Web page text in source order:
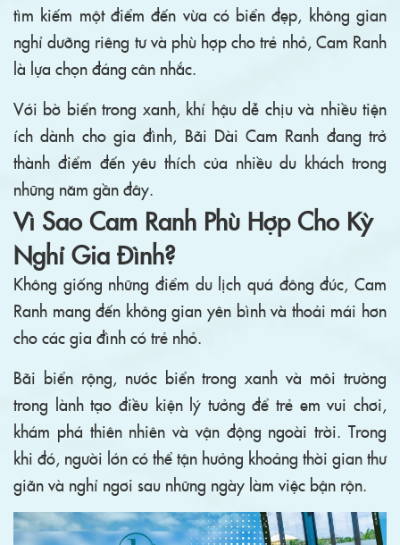
tìm kiếm một điểm đến vừa có biển đẹp, không gian
nghỉ dưỡng riêng tư và phù hợp cho trẻ nhỏ, Cam Ranh
là lựa chọn đáng cân nhắc.
Với bờ biển trong xanh, khí hậu dễ chịu và nhiều tiện
ích dành cho gia đình, Bãi Dài Cam Ranh đang trở
thành điểm đến yêu thích của nhiều du khách trong
những năm gần đây.
Vì Sao Cam Ranh Phù Hợp Cho Kỳ
Nghỉ Gia Đình?
Không giống những điểm du lịch quá đông đúc, Cam
Ranh mang đến không gian yên bình và thoải mái hơn
cho các gia đình có trẻ nhỏ.
Bãi biển rộng, nước biển trong xanh và môi trường
trong lành tạo điều kiện lý tưởng để trẻ em vui chơi,
khám phá thiên nhiên và vận động ngoài trời. Trong
khi đó, người lớn có thể tận hưởng khoảng thời gian thư
giãn và nghỉ ngơi sau những ngày làm việc bận rộn.